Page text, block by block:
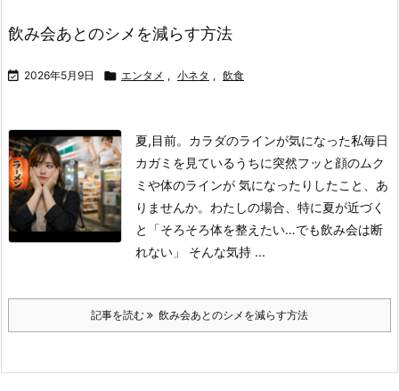
飲み会あとのシメを減らす方法
 2026年5月9日  エンタメ , 小ネタ , 飲食
夏,目前。カラダのラインが気になった私毎日
カガミを見ているうちに突然フッと顔のムク
ミや体のラインが 気になったりしたこと、あ
りませんか。 わたしの場合、特に夏が近づく
と「そろそろ体を整えたい…でも飲み会は断
れない」 そんな気持 ...
記事を読む 飲み会あとのシメを減らす方法